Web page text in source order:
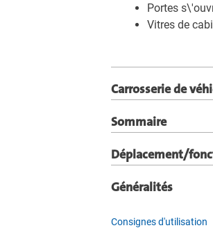
Portes
Vitres de
Carrosserie de
Sommaire
Déplacement/
Généralités
Consignes d'utilisation